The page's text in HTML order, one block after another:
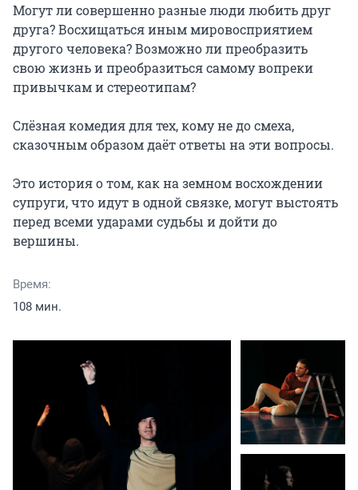
Могут ли совершенно разные люди любить друг
друга? Восхищаться иным мировосприятием
другого человека? Возможно ли преобразить
свою жизнь и преобразиться самому вопреки
привычкам и стереотипам?
Слёзная комедия для тех, кому не до смеха,
сказочным образом даёт ответы на эти вопросы.
Это история о том, как на земном восхождении
супруги, что идут в одной связке, могут выстоять
перед всеми ударами судьбы и дойти до
вершины.
Время:
108 мин.